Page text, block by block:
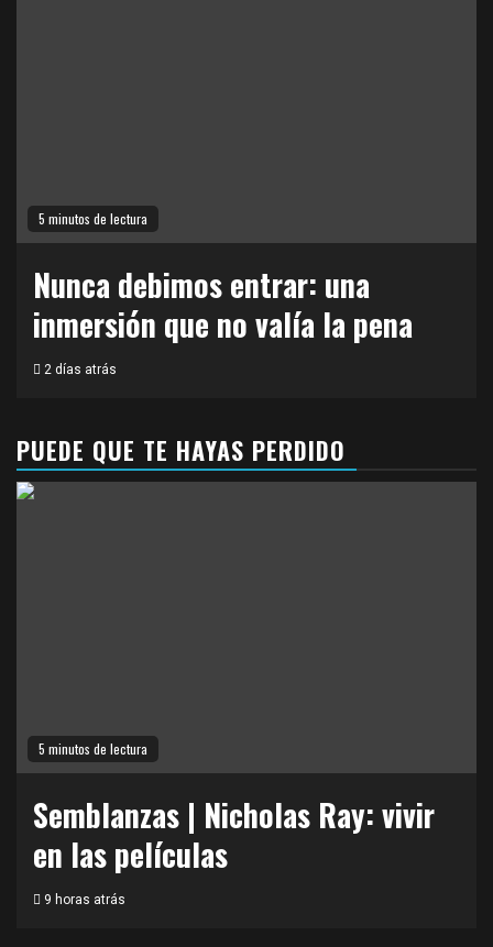
5 minutos de lectura
Nunca debimos entrar: una
inmersión que no valía la pena
2 días atrás
PUEDE QUE TE HAYAS PERDIDO
5 minutos de lectura
Semblanzas | Nicholas Ray: vivir
en las películas
9 horas atrás